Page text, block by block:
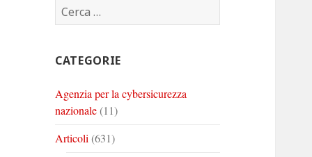
Corinto
su
Corinto
su
su
Ricerca
per:
CATEGORIE
Agenzia per la cybersicurezza
nazionale(11)
Articoli (631)